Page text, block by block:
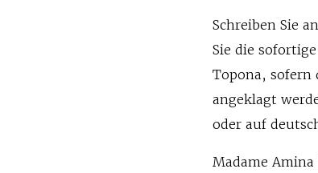
Schreiben Sie
Sie die
Topona, sofern
angeklagt
oder auf
Madame